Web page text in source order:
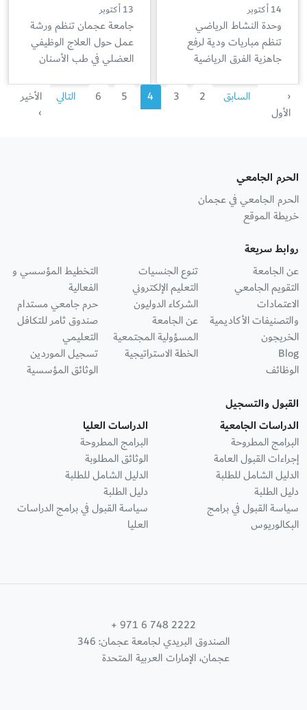
14 أكتوبر
وحدة النشاط الرياضي
تنظم مباريات ودية لرفع
جاهزية الفرق الرياضية
13 أكتوبر
جامعة عجمان تنظم ورشة
عمل حول العلاج الوظيفي
العضلي في طب الأسنان
‹
الأول
السابق 2
3
4
5
6 التالي
الأخير
›
الحرم الجامعي
الحرم الجامعي في عجمان
خريطة الموقع
روابط سريعة
عن الجامعة
التقويم الجامعي
الاعتمادات
والتصنيفات الأكاديمية
الخريجون
Blog
الوظائف
تنوع الجنسيات
التعليم الإلكتروني
الشركاء الدوليون
عن الجامعة
المسؤولية المجتمعية
الخطة الاستراتيجية
التخطيط المؤسسي و
الفعالية
حرم جامعي مستدام
صندوق ثامر للتكافل
التعليمي
تسجيل الموردين
الوثائق المؤسسية
القبول والتسجيل
الدراسات الجامعية
البرامج المطروحة
إجراءات القبول العامة
الدليل الشامل للطلبة
دليل الطلبة
سياسة القبول في برامج
البكالوريوس
الدراسات العليا
البرامج المطروحة
الوثائق المطلوبة
الدليل الشامل للطلبة
دليل الطلبة
سياسة القبول في برامج الدراسات
العليا
+ 971 6 748 2222
الصندوق البريدي لجامعة عجمان: 346
عجمان، الإمارات العربية المتحدة